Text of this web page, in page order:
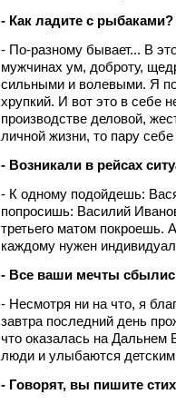
- Как ладите с рыбаками?
- По-разному бывает... В
мужчинах ум, доброту,
сильными и волевыми. Я
хрупкий. И вот это в себе
производстве деловой,
личной жизни, то пару
- Возникали в рейсах
- К одному подойдешь:
попросишь: Василий
третьего матом покроешь.
каждому нужен
- Все ваши мечты
- Несмотря ни на что, я
завтра последний день
что оказалась на Дальнем
люди и улыбаются
- Говорят, вы пишите